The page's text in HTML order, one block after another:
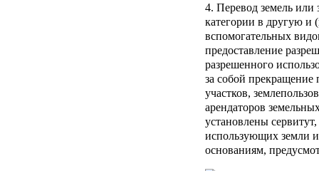
4. Перевод земель или
категории в другую и
вспомогательных
предоставление
разрешенного
за собой прекращение
участков,
арендаторов
установлены
использующих земли
основаниям,